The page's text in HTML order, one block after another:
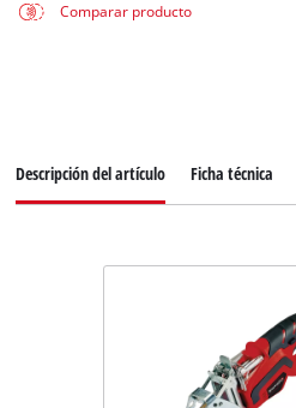
Comparar producto
Descripción del artículo Ficha técnica